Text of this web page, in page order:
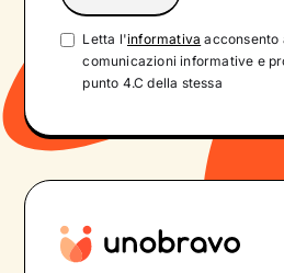
Letta l'informativa acconsento
comunicazioni informative e
punto 4.C della stessa